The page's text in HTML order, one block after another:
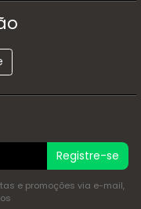
Registre-se
e promoções via e-mail,